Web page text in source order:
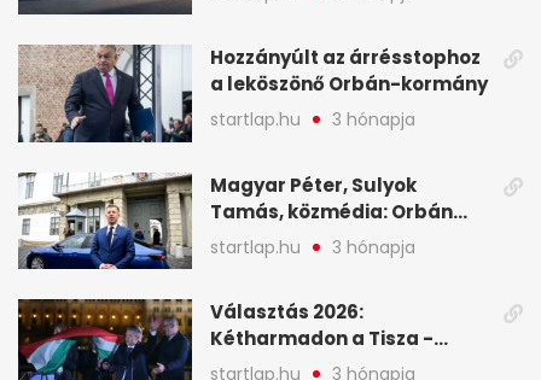
programja középpontjába
Hozzányúlt az árrésstophoz
a leköszönő Orbán-kormány
startlap.hu 3 hónapja
Magyar Péter, Sulyok
Tamás, közmédia: Orbán
Viktor április 13. óta hallgat,
közben pörögnek az
startlap.hu 3 hónapja
Választás 2026:
Kétharmadon a Tisza -
mutatjuk, hogyan alakulnak
startlap.hu 3 hónapja